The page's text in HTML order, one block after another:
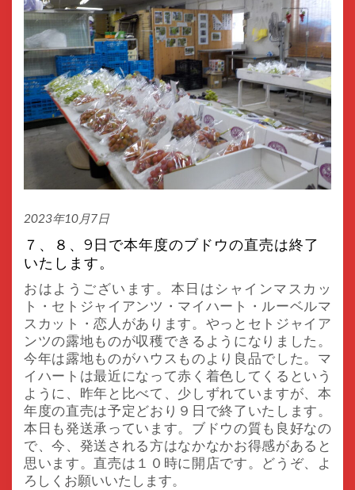
2023年10月7日
７、８、9日で本年度のブドウの直売は終了
いたします。
おはようございます。本日はシャインマスカッ
ト・セトジャイアンツ・マイハート・ルーベルマ
スカット・恋人があります。やっとセトジャイア
ンツの露地ものが収穫できるようになりました。
今年は露地ものがハウスものより良品でした。マ
イハートは最近になって赤く着色してくるという
ように、昨年と比べて、少しずれていますが、本
年度の直売は予定どおり９日で終了いたします。
本日も発送承っています。ブドウの質も良好なの
で、今、発送される方はなかなかお得感があると
思います。直売は１０時に開店です。どうぞ、よ
ろしくお願いいたします。